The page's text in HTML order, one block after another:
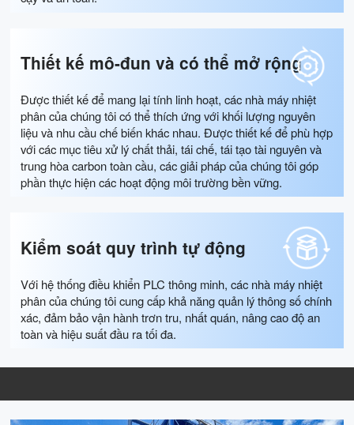
Thiết kế mô-đun và có thể mở rộng
Được thiết kế để mang lại tính linh hoạt, các nhà máy nhiệt
phân của chúng tôi có thể thích ứng với khối lượng nguyên
liệu và nhu cầu chế biến khác nhau. Được thiết kế để phù hợp
với các mục tiêu xử lý chất thải, tái chế, tái tạo tài nguyên và
trung hòa carbon toàn cầu, các giải pháp của chúng tôi góp
phần thực hiện các hoạt động môi trường bền vững.
Kiểm soát quy trình tự động
Với hệ thống điều khiển PLC thông minh, các nhà máy nhiệt
phân của chúng tôi cung cấp khả năng quản lý thông số chính
xác, đảm bảo vận hành trơn tru, nhất quán, nâng cao độ an
toàn và hiệu suất đầu ra tối đa.